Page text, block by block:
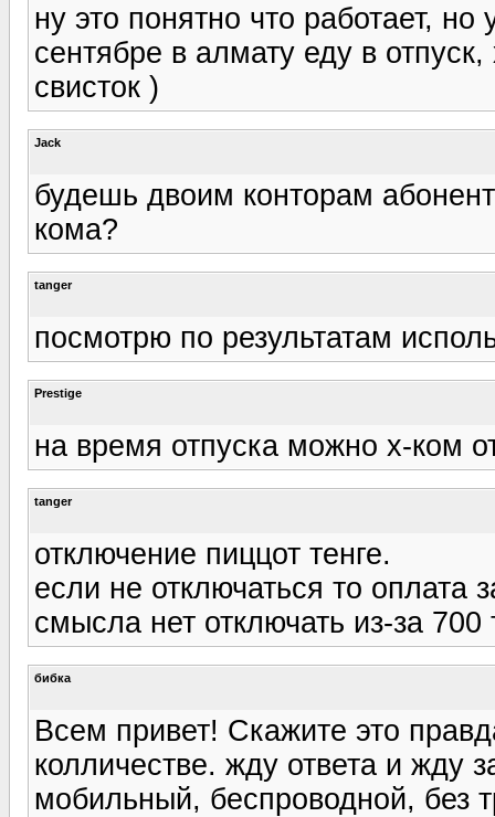
ну это понятно что работает,
сентябре в алмату еду в отпуск,
свисток )
Jack
будешь двоим конторам
кома?
tanger
посмотрю по результатам
Prestige
на время отпуска можно х-ком
tanger
отключение пиццот тенге.
если не отключаться то оплата
смысла нет отключать из-за 700
бибка
Всем привет! Скажите это
колличестве. жду ответа и жду
мобильный, беспроводной, без